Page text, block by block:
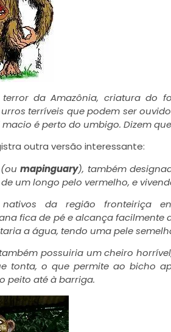
da Amazônia, criatura do
terríveis que podem ser
é perto do umbigo. Dizem
outra versão interessante:
mapinguary), também
um longo pelo vermelho, e
da região fronteiriça
fica de pé e alcança facilmente
a água, tendo uma pele
possuiria um cheiro
tonta, o que permite ao bicho
peito até à barriga.